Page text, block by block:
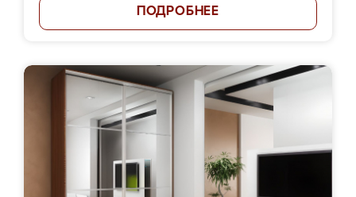
ПОДРОБНЕЕ